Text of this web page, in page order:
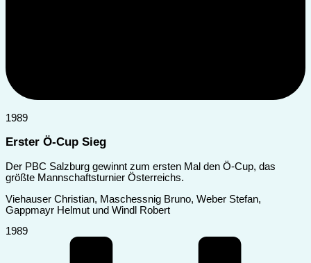
1989
Erster Ö-Cup Sieg
Der PBC Salzburg gewinnt zum ersten Mal den Ö-Cup, das
größte Mannschaftsturnier Österreichs.
Viehauser Christian, Maschessnig Bruno, Weber Stefan,
Gappmayr Helmut und Windl Robert
1989